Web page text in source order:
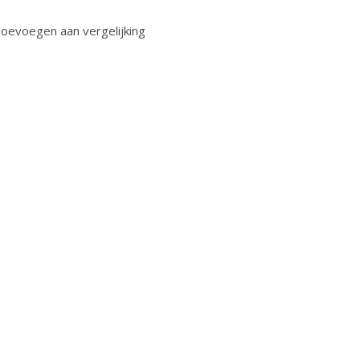
aan vergelijking